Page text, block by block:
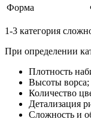
Форма
1-3 категория
При определении
Плотность
Высоты ворса;
Количество
Детализация
Сложность и